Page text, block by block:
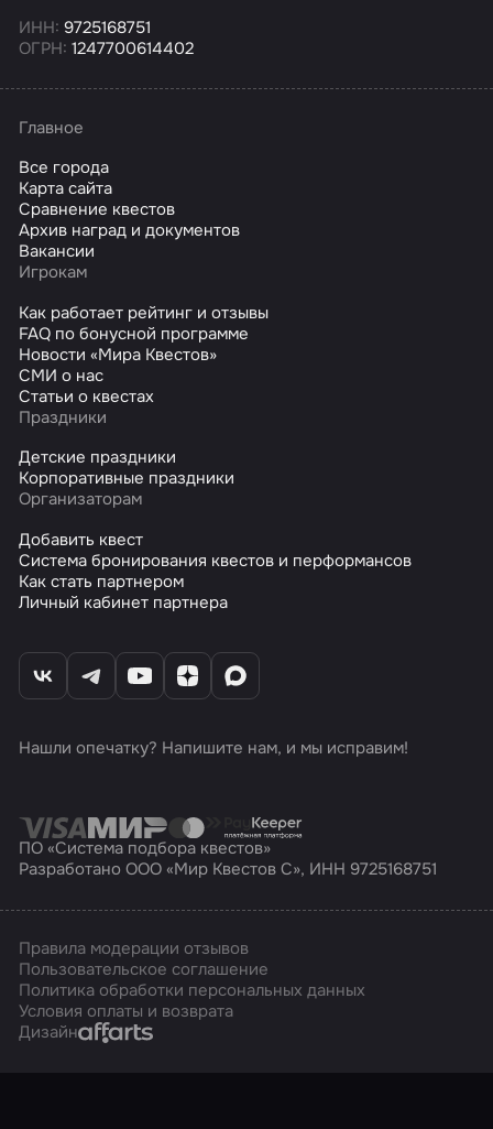
ИНН: 9725168751
ОГРН: 1247700614402
Главное
Все города
Карта сайта
Сравнение квестов
Архив наград и документов
Вакансии
Игрокам
Как работает рейтинг и отзывы
FAQ по бонусной программе
Новости «Мира Квестов»
СМИ о нас
Статьи о квестах
Праздники
Детские праздники
Корпоративные праздники
Организаторам
Добавить квест
Система бронирования квестов и перформансов
Как стать партнером
Личный кабинет партнера
Нашли опечатку? Напишите нам, и мы исправим!
ПО «Система подбора квестов»
Разработано ООО «Мир Квестов С», ИНН 9725168751
Правила модерации отзывов
Пользовательское соглашение
Политика обработки персональных данных
Условия оплаты и возврата
ДизайнAffarts